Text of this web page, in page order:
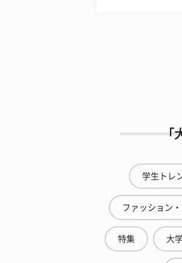
「
学生トレ
ファッション
特集 大